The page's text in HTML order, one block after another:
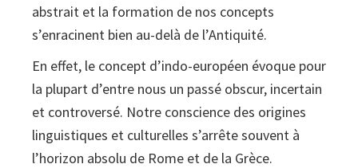
abstrait et la formation de nos concepts
s’enracinent bien au-delà de l’Antiquité.
En effet, le concept d’indo-européen évoque pour
la plupart d’entre nous un passé obscur, incertain
et controversé. Notre conscience des origines
linguistiques et culturelles s’arrête souvent à
l’horizon absolu de Rome et de la Grèce.